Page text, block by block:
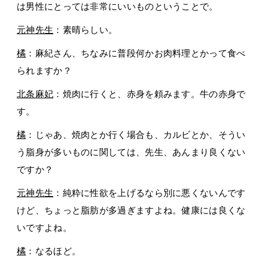
は男性にとっては非常にいいものということで。
元神先生 ：素晴らしい。
橘 ：麻紀さん、ちなみに普段何かお肉料理とかって食べ
られますか？
北条麻妃 ：焼肉に行くと、赤身を頼みます。牛の赤身で
す。
橘 ：じゃあ、焼肉とか行く場合も、カルビとか、そうい
う脂身が多いものに関しては、先生、あんまり良くない
ですか？
元神先生 ：純粋に性欲を上げるなら別に悪くないんです
けど、ちょっと脂肪が多過ぎますよね。健康には良くな
いですよね。
橘 ：なるほど。